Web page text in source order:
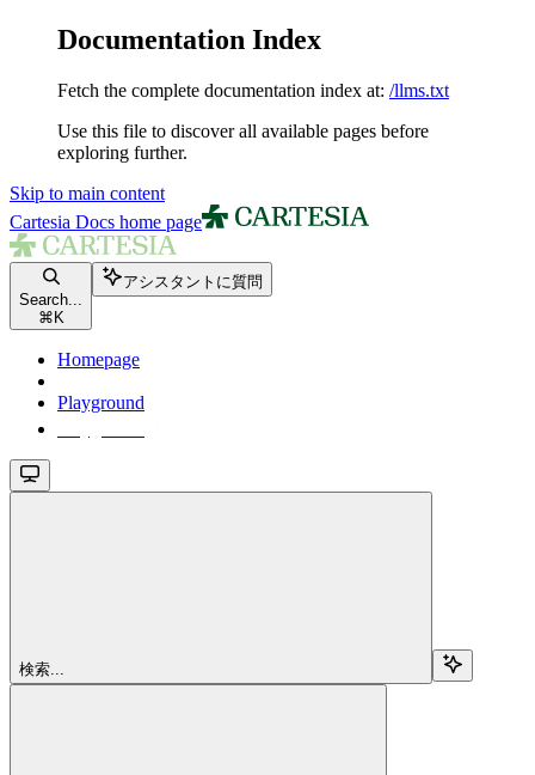
Documentation Index
Fetch the complete documentation index at: /llms.txt
Use this file to discover all available pages before
exploring further.
Skip to main content
Cartesia Docs home page
Search...
⌘ K
アシスタントに質問
Homepage
Playground
検索...